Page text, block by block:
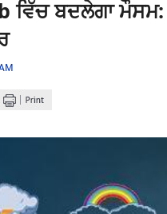
ਬਦਲੇਗਾ ਮੌਸਮ: